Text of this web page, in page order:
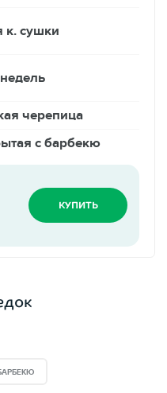
к. сушки
черепица
с барбекю
КУПИТЬ